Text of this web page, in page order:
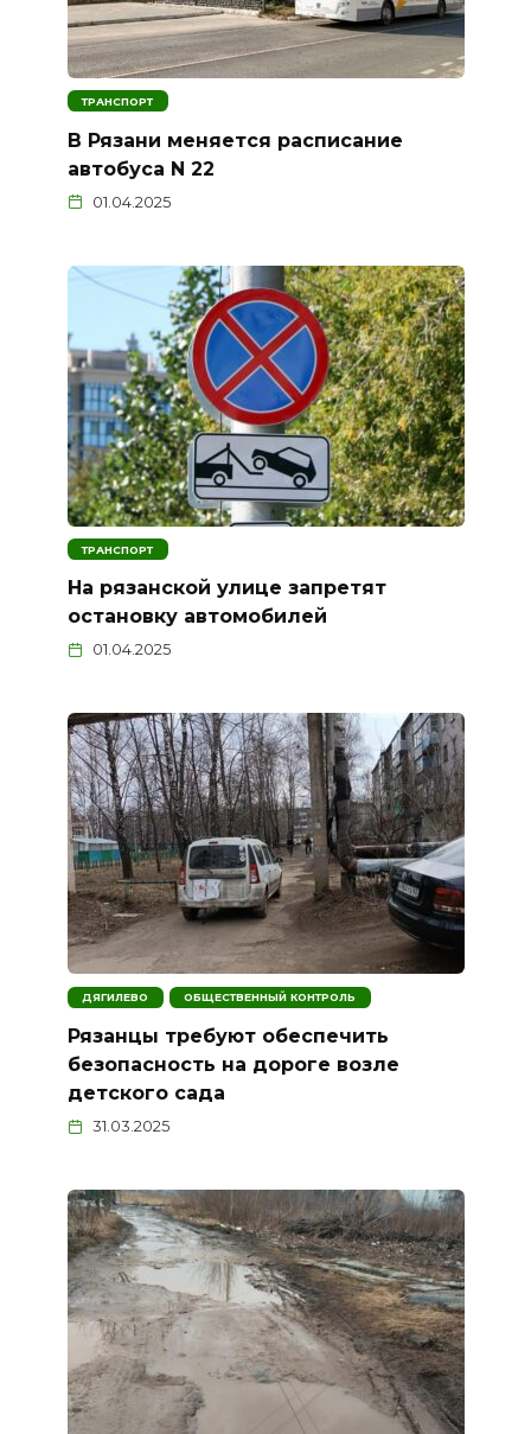
ТРАНСПОРТ
В Рязани меняется расписание
автобуса N 22
01.04.2025
ТРАНСПОРТ
На рязанской улице запретят
остановку автомобилей
01.04.2025
ДЯГИЛЕВО ОБЩЕСТВЕННЫЙ КОНТРОЛЬ
Рязанцы требуют обеспечить
безопасность на дороге возле
детского сада
31.03.2025